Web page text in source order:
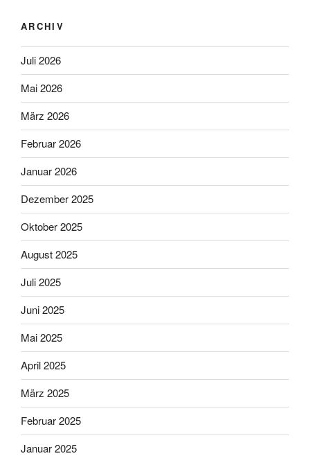
ARCHIV
Juli 2026
Mai 2026
März 2026
Februar 2026
Januar 2026
Dezember 2025
Oktober 2025
August 2025
Juli 2025
Juni 2025
Mai 2025
April 2025
März 2025
Februar 2025
Januar 2025